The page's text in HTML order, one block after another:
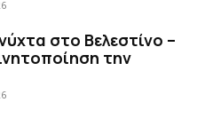
στο Βελεστίνο –
την